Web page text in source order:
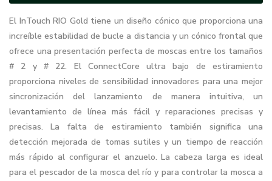
El InTouch RIO Gold tiene un diseño cónico que proporciona una
increíble estabilidad de bucle a distancia y un cónico frontal que
ofrece una presentación perfecta de moscas entre los tamaños
# 2 y # 22. El ConnectCore ultra bajo de estiramiento
proporciona niveles de sensibilidad innovadores para una mejor
sincronización del lanzamiento de manera intuitiva, un
levantamiento de línea más fácil y reparaciones precisas y
precisas. La falta de estiramiento también significa una
detección mejorada de tomas sutiles y un tiempo de reacción
más rápido al configurar el anzuelo. La cabeza larga es ideal
para el pescador de la mosca del río y para controlar la mosca a